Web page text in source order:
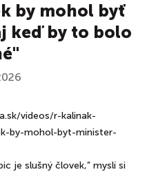
by mohol byť
keď by to bolo
videos/r-kalinak-
by-mohol-byt-minister-
je slušný človek,” myslí si